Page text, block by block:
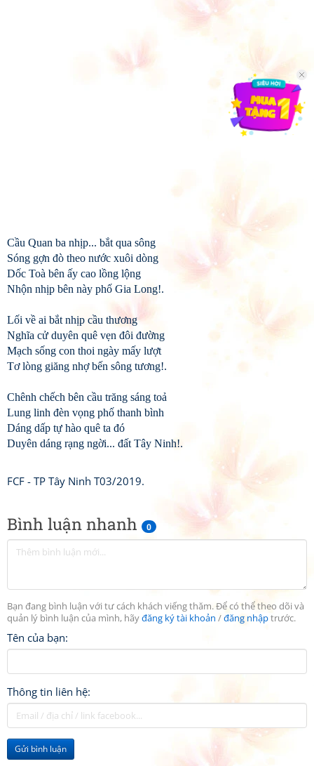
Bình luận nhanh 0
Bạn đang bình luận với tư cách khách viếng thăm. Để có thể theo dõi và
quản lý bình luận của mình, hãyđăng ký tài khoản /đăng nhậptrước.
Tên của bạn:
Thông tin liên hệ:
Gửi bình luận
Cầu Quan ba nhịp... bắt qua sông
Sóng gợn đò theo nước xuôi dòng
Dốc Toà bên ấy cao lồng lộng
Nhộn nhịp bên này phố Gia Long!.
Lối về ai bắt nhịp cầu thương
Nghĩa cử duyên quê vẹn đôi đường
Mạch sống con thoi ngày mấy lượt
Tơ lòng giăng nhợ bến sông tương!.
Chênh chếch bên cầu trăng sáng toả
Lung linh đèn vọng phố thanh bình
Dáng dấp tự hào quê ta đó
Duyên dáng rạng ngời... đất Tây Ninh!.
FCF - TP Tây Ninh T03/2019.